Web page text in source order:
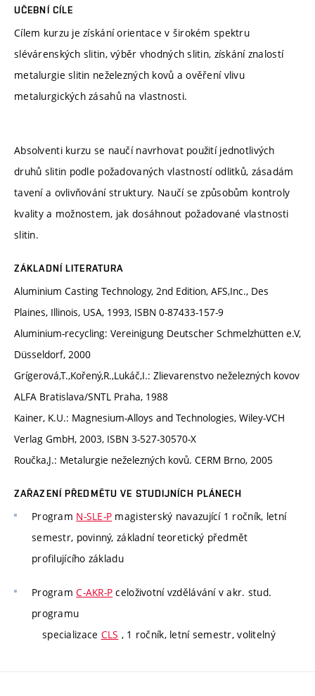
UČEBNÍ CÍLE
Cílem kurzu je získání orientace v širokém spektru
slévárenských slitin, výběr vhodných slitin, získání znalostí
metalurgie slitin neželezných kovů a ověření vlivu
metalurgických zásahů na vlastnosti.
Absolventi kurzu se naučí navrhovat použití jednotlivých
druhů slitin podle požadovaných vlastností odlitků, zásadám
tavení a ovlivňování struktury. Naučí se způsobům kontroly
kvality a možnostem, jak dosáhnout požadované vlastnosti
slitin.
ZÁKLADNÍ LITERATURA
Aluminium Casting Technology, 2nd Edition, AFS,Inc., Des
Plaines, Illinois, USA, 1993, ISBN 0-87433-157-9
Aluminium-recycling: Vereinigung Deutscher Schmelzhütten e.V,
Düsseldorf, 2000
Grígerová,T.,Kořený,R.,Lukáč,I.: Zlievarenstvo neželezných kovov
ALFA Bratislava/SNTL Praha, 1988
Kainer, K.U.: Magnesium-Alloys and Technologies, Wiley-VCH
Verlag GmbH, 2003, ISBN 3-527-30570-X
Roučka,J.: Metalurgie neželezných kovů. CERM Brno, 2005
ZAŘAZENÍ PŘEDMĚTU VE STUDIJNÍCH PLÁNECH
Program N-SLE-P magisterský navazující 1 ročník, letní
semestr, povinný, základní teoretický předmět
profilujícího základu
ProgramC-AKR-P celoživotní vzdělávání v akr. stud.
programu
specializace CLS , 1 ročník, letní semestr, volitelný